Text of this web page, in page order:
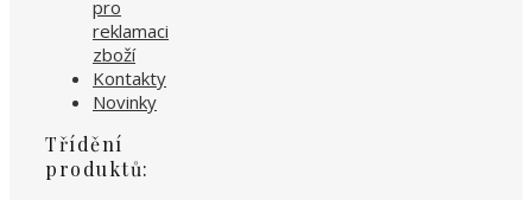
pro
reklamaci
zboží
Kontakty
Novinky
Třídění
produktů: